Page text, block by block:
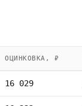
ОЦИНКОВКА, ₽
16 029